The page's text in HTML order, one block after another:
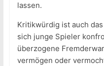
lassen.
Kritikwürdig ist auch
sich junge Spieler
überzogene
vermögen oder